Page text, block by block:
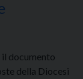
documento
della Diocesi